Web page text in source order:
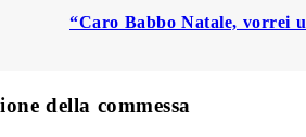
“Caro Babbo Natale, vorrei
della commessa